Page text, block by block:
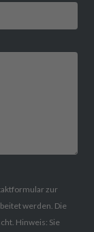
zur
werden. Die
Hinweis: Sie